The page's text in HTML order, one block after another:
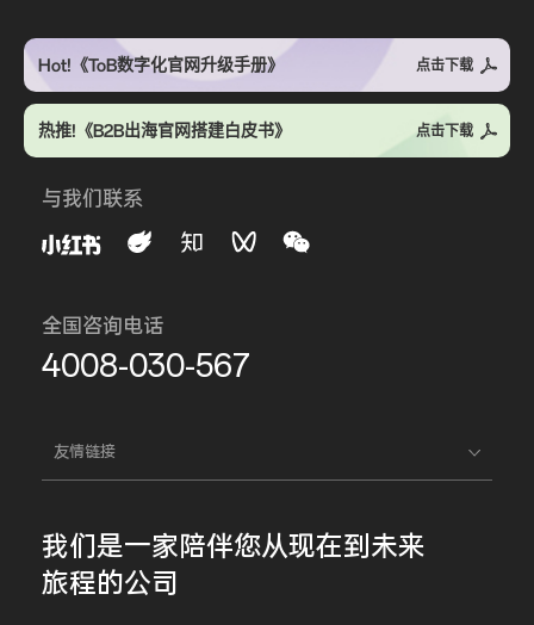
Hot!《ToB数字化官网升级手册》 点击下载
热推!《B2B出海官网搭建白皮书》 点击下载
与我们联系
全国咨询电话
4008-030-567
友情链接
我们是一家陪伴您从现在到未来
旅程的公司